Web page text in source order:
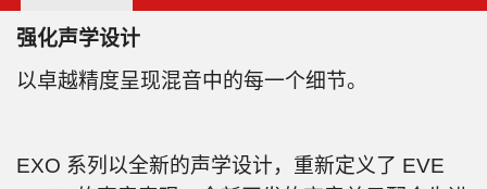
强化声学设计
以卓越精度呈现混音中的每一个细节。
EXO 系列以全新的声学设计，重新定义了 EVE